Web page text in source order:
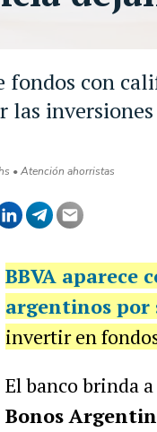
fondos con
las
• Atención ahorristas
BBVA aparece
argentinos por
invertir en
El banco brinda
Bonos